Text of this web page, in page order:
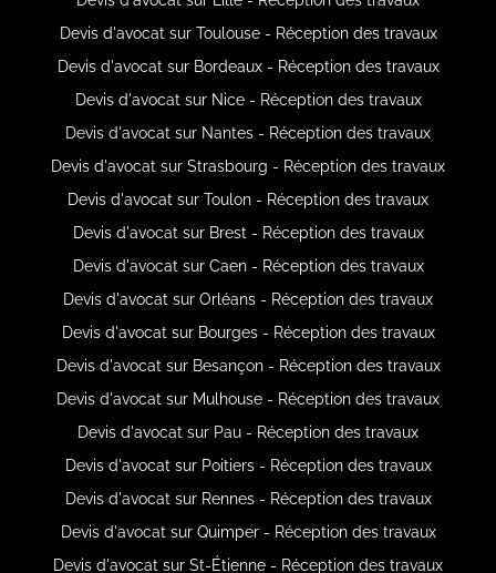
Devis d'avocat sur Toulouse - Réception des travaux
Devis d'avocat sur Bordeaux - Réception des travaux
Devis d'avocat sur Nice - Réception des travaux
Devis d'avocat sur Nantes - Réception des travaux
Devis d'avocat sur Strasbourg - Réception des travaux
Devis d'avocat sur Toulon - Réception des travaux
Devis d'avocat sur Brest - Réception des travaux
Devis d'avocat sur Caen - Réception des travaux
Devis d'avocat sur Orléans - Réception des travaux
Devis d'avocat sur Bourges - Réception des travaux
Devis d'avocat sur Besançon - Réception des travaux
Devis d'avocat sur Mulhouse - Réception des travaux
Devis d'avocat sur Pau - Réception des travaux
Devis d'avocat sur Poitiers - Réception des travaux
Devis d'avocat sur Rennes - Réception des travaux
Devis d'avocat sur Quimper - Réception des travaux
Devis d'avocat sur St-Étienne - Réception des travaux